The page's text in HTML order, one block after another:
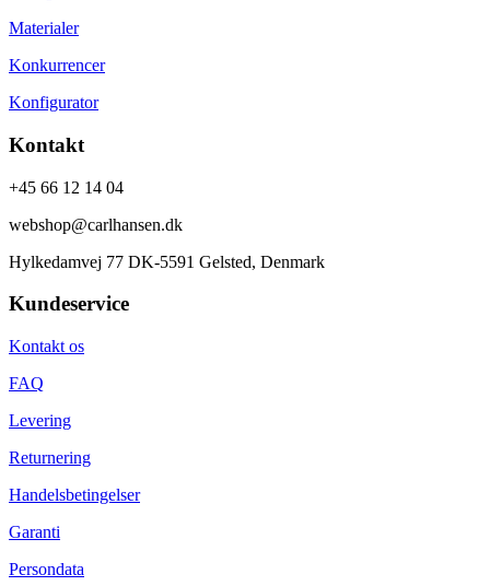
Materialer
Konkurrencer
Konfigurator
Kontakt
+45 66 12 14 04
webshop@carlhansen.dk
Hylkedamvej 77 DK-5591 Gelsted, Denmark
Kundeservice
Kontakt os
FAQ
Levering
Returnering
Handelsbetingelser
Garanti
Persondata